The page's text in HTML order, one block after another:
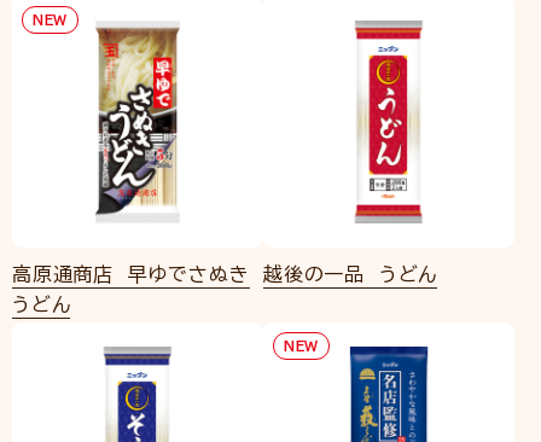
NEW
高原通商店 早ゆでさぬき
うどん
越後の一品 うどん
NEW